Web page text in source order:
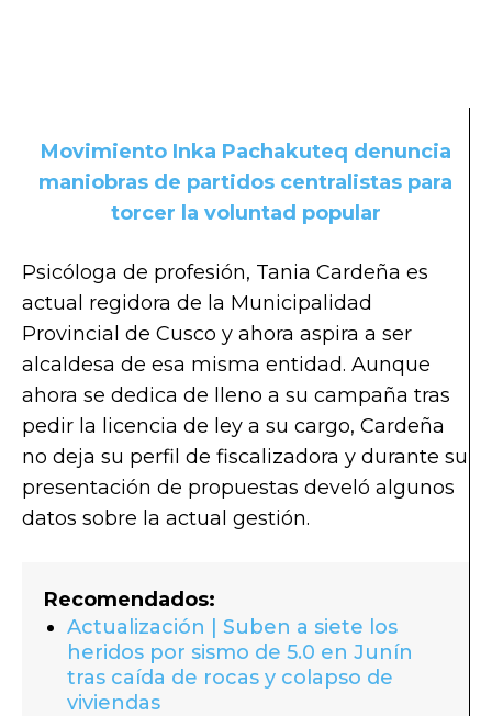
Movimiento Inka Pachakuteq denuncia
maniobras de partidos centralistas para
torcer la voluntad popular
Psicóloga de profesión, Tania Cardeña es
actual regidora de la Municipalidad
Provincial de Cusco y ahora aspira a ser
alcaldesa de esa misma entidad. Aunque
ahora se dedica de lleno a su campaña tras
pedir la licencia de ley a su cargo, Cardeña
no deja su perfil de fiscalizadora y durante su
presentación de propuestas develó algunos
datos sobre la actual gestión.
Recomendados:
Actualización | Suben a siete los
heridos por sismo de 5.0 en Junín
tras caída de rocas y colapso de
viviendas